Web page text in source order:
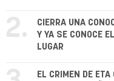
2.
CIERRA UNA
Y YA SE CONOCE
LUGAR
EL CRIMEN DE ETA